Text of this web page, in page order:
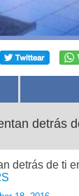
detrás
detrás de ti